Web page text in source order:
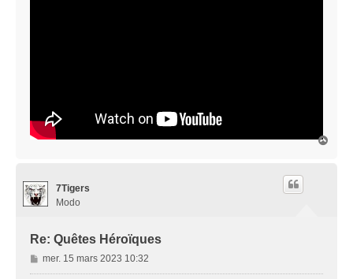
7Tigers
Modo
Re: Quêtes Héroïques
M
e
mer. 15 mars 2023 10:32